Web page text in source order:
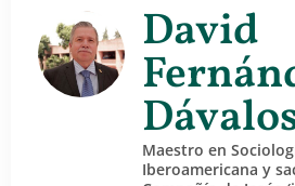
David
Maestro en
Iberoamericana y